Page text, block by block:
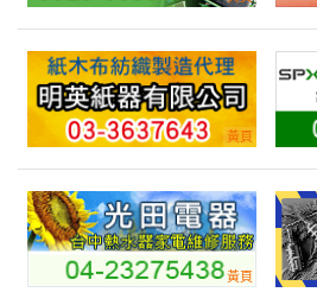
***45212@gmail.com
牆面印刷 有此需求
產業:印刷印製
來自:佳OO代OO有OO司 詢價
時間:08/07 13:48
***erfis0206@gmail.com
切割墊 40x100cm.有黃色格線和尺
產業:金屬礦業
來自:達OO電 詢價
時間:08/07 13:44